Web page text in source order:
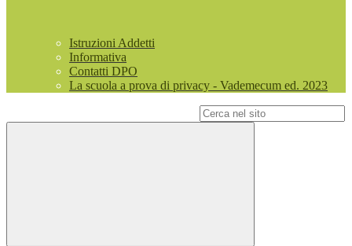
Istruzioni Addetti
Informativa
Contatti DPO
La scuola a prova di privacy - Vademecum ed. 2023